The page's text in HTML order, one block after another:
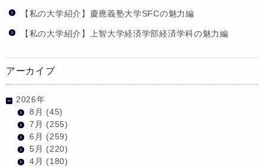
【私の大学紹介】慶應義塾大学SFCの魅力編
【私の大学紹介】上智大学経済学部経済学科の魅力編
アーカイブ
2026年
8月 (45)
7月 (255)
6月 (259)
5月 (220)
4月 (180)